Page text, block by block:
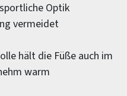
Optik
vermeidet
hält die Füße auch im
warm